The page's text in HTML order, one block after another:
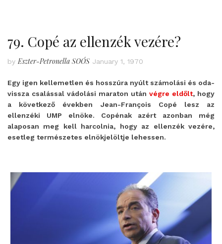
79. Copé az ellenzék vezére?
by Eszter-Petronella SOÓS January 1, 1970
Egy igen kellemetlen és hosszúra nyúlt számolási és oda-
vissza csalással vádolási maraton után végre eldőlt, hogy
a következő években Jean-François Copé lesz az
ellenzéki UMP elnöke. Copénak azért azonban még
alaposan meg kell harcolnia, hogy az ellenzék vezére,
esetleg természetes elnökjelöltje lehessen.